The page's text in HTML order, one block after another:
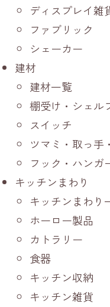
ディスプレイ雑
ファブリック
シェーカー
建材
建材一覧
棚受け・シェル
スイッチ
ツマミ・取っ手
フック・ハンガ
キッチンまわり
キッチンまわり
ホーロー製品
カトラリー
食器
キッチン収納
キッチン雑貨